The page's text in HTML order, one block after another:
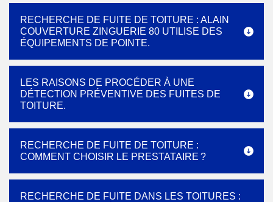
RECHERCHE DE FUITE DE TOITURE : ALAIN
COUVERTURE ZINGUERIE 80 UTILISE DES
ÉQUIPEMENTS DE POINTE.
LES RAISONS DE PROCÉDER À UNE
DÉTECTION PRÉVENTIVE DES FUITES DE
TOITURE.
RECHERCHE DE FUITE DE TOITURE :
COMMENT CHOISIR LE PRESTATAIRE ?
RECHERCHE DE FUITE DANS LES TOITURES :